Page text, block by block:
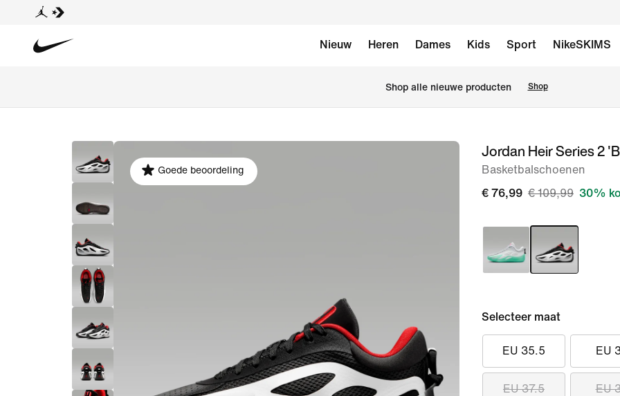
Nieuw Heren Dames Kids Sport NikeSKIMS
Shop alle nieuwe producten Shop
afbeelding
Goede beoordeling
Jordan Heir Series 2
Basketbalschoenen
€ 76,99 € 109,99 30%
Selecteer maat
EU 35.5 EU
EU 37.5 EU